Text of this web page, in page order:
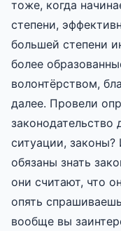
тоже, когда
степени,
большей степени
более
волонтёрством,
далее. Провели
ситуации,
обязаны знать
они считают, что
опять
вообще вы